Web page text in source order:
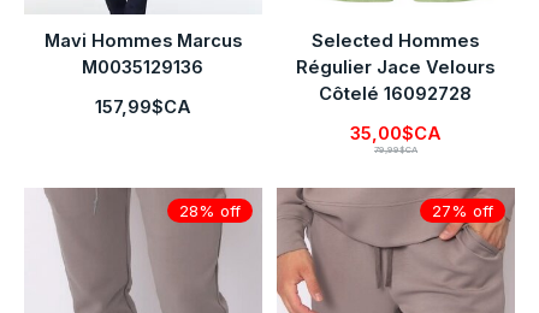
Mavi Hommes Marcus
M0035129136
157,99$CA
Selected Hommes
Régulier Jace Velours
Côtelé 16092728
35,00$CA
79,99$CA
28% off 27% off